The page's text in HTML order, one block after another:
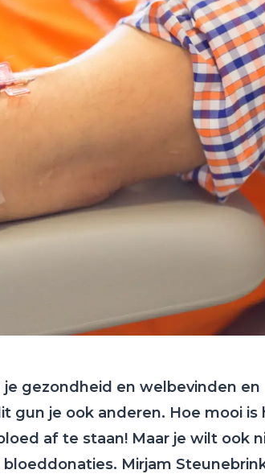
gezondheid en welbevinden en
gun je ook anderen. Hoe mooi is
af te staan! Maar je wilt ook
Mirjam